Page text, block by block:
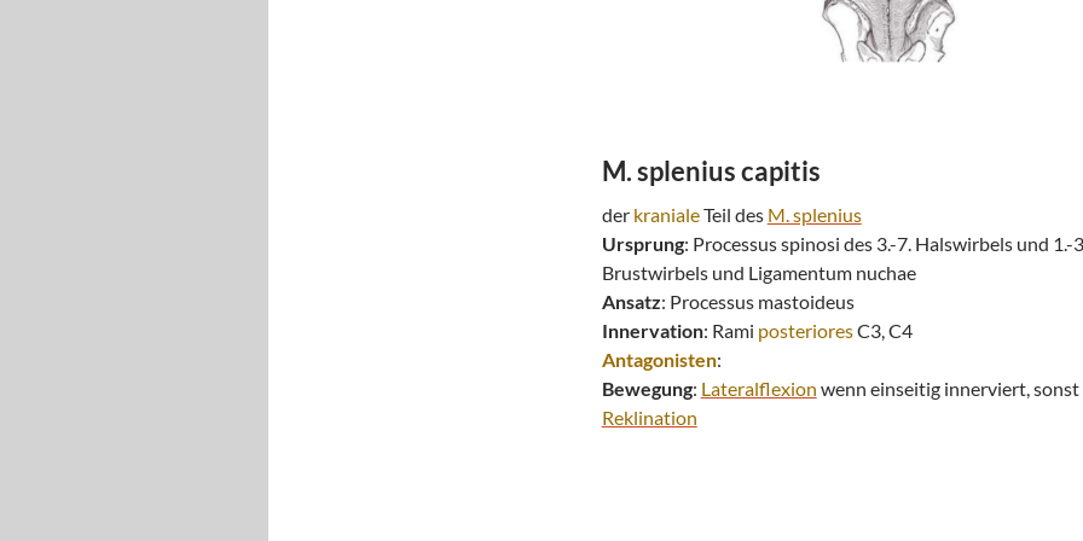
M. spleniuscapitis
der kranialeTeil des M. splenius
Ursprung: Processus spinosi des 3.-7. Halswirbels und 1.-
Brustwirbels und Ligamentum nuchae
Ansatz: Processus mastoideus
Innervation: Rami posterioresC3, C4
Antagonisten:
Bewegung: Lateralflexion wenn einseitig innerviert, sonst
Reklination